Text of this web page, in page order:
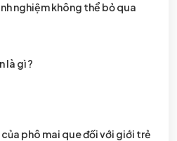
nghiệm không thể bỏ qua
là gì ?
phô mai que đối với giới trẻ